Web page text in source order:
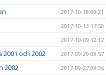
2017-10-18 09:21
2017-10-13 17:50
2017-10-09 12:12
och 2002 2017-09-29 09:57
2002 2017-09-27 09:36